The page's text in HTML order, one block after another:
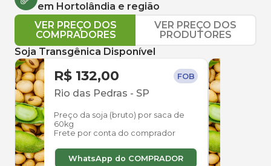
em Hortolândia e região
VER PREÇO DOS
COMPRADORES
VER PREÇO DOS
PRODUTORES
Soja Transgênica Disponível
R$ 132,00 FOB
Rio das Pedras - SP
Preço da soja (bruto) por saca de
60kg
Frete por conta do comprador
WhatsApp do COMPRADOR